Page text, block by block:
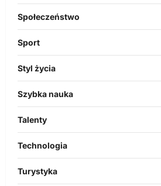
Społeczeństwo
Sport
Styl życia
Szybka nauka
Talenty
Technologia
Turystyka